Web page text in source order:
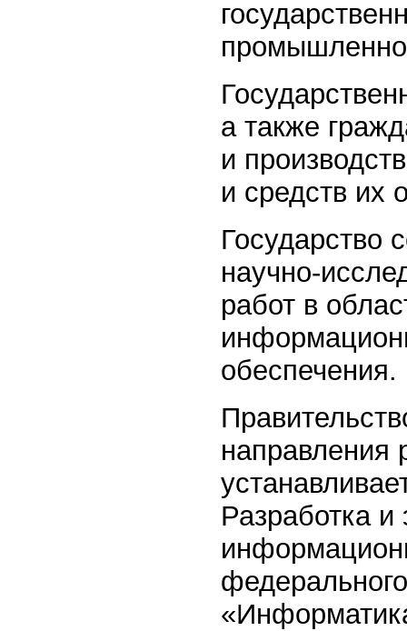
а также
и
и средств их
Государство
научно-
работ в
обеспечения.
направления
Разработка